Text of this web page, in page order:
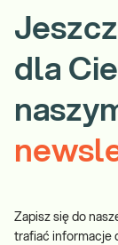
dla
Zapisz się do
trafiać informacje